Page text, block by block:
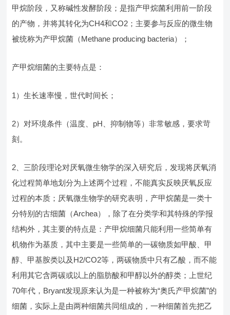
甲烷阶段，又称碱性发酵阶段；是指产甲烷菌利用前一阶段
的产物，并将其转化为CH4和CO2；主要参与反应的微生物
被统称为产甲烷菌（Methane producing bacteria）；
产甲烷细菌的主要特点是：
1）生长速率慢，世代时间长；
2）对环境条件（温度、pH、抑制物等）非常敏感，要求苛
刻。
2、三阶段理论对厌氧微生物学的深入研究后，发现将厌氧消
化过程简单地划分为上述两个过程，不能真实反映厌氧反应
过程的本质；厌氧微生物学的研究表明，产甲烷菌是一类十
分特别的古细菌（Archea），除了在分类学和其特殊的学报
结构外，其主要的特点是：产甲烷细菌只能利用一些简单有
机物作为基质，其中主要是一些简单的一碳物质如甲酸、甲
醇、甲基胺类以及H2/CO2等，两碳物质中只有乙酸，而不能
利用其它含两碳或以上的脂肪酸和甲醇以外的醇类；上世纪
70年代，Bryant发现原来认为是一种被称为“奥氏产甲烷菌”的
细菌，实际上是由两种细菌共同组成的，一种细菌首先把乙